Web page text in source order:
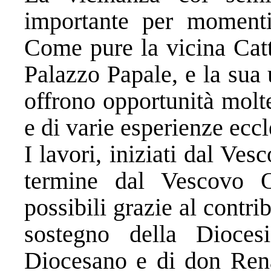
importante per
Come pure la vicina
Palazzo Papale, e la
offrono opportunità
e di varie esperienze
I lavori, iniziati dal
termine dal Vescovo
possibili grazie al
sostegno della
Diocesano e di don